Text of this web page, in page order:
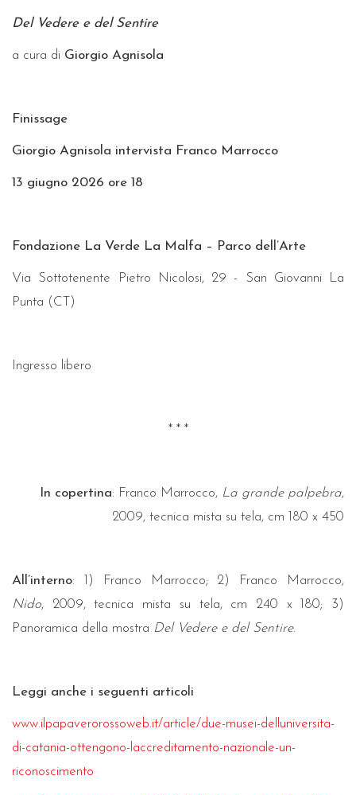
Del Vedere e del Sentire
a cura di Giorgio Agnisola
Finissage
Giorgio Agnisola intervista Franco Marrocco
13 giugno 2026 ore 18
Fondazione La Verde La Malfa – Parco dell’Arte
Via Sottotenente Pietro Nicolosi, 29 - San Giovanni La
Punta (CT)
Ingresso libero
* * *
In copertina: Franco Marrocco, La grande palpebra,
2009, tecnica mista su tela, cm 180 x 450
All’interno: 1) Franco Marrocco; 2) Franco Marrocco,
Nido, 2009, tecnica mista su tela, cm 240 x 180; 3)
Panoramica della mostra Del Vedere e del Sentire.
Leggi anche i seguenti articoli
www.ilpapaverorossoweb.it/article/due-musei-delluniversita-
di-catania-ottengono-laccreditamento-nazionale-un-
riconoscimento